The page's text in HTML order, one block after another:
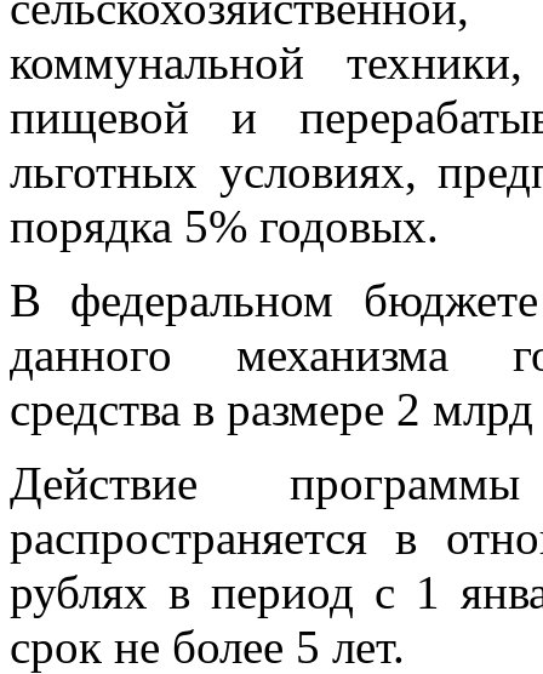
коммунальной
пищевой и
льготных условиях,
порядка 5% годовых.
В федеральном
данного механизма
средства в размере 2
Действие
распространяется в
рублях в период с 1
срок не более 5 лет.